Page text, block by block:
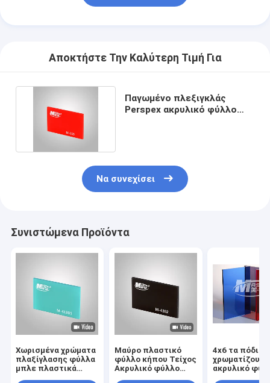
Αποκτήστε Την Καλύτερη Τιμή Για
Παγωμένο πλεξιγκλάς
Perspex ακρυλικό φύλλο
Να συνεχίσει
Συνιστώμενα Προϊόντα
Χωρισμένα χρώματα
πλαξίγλασης φύλλα
μπλε πλαστικά
Μαύρο πλαστικό
φύλλο κήπου Τείχος
Ακρυλικό φύλλο
4x6 τα πόδια
χρωματίζουν
ακρυλικό